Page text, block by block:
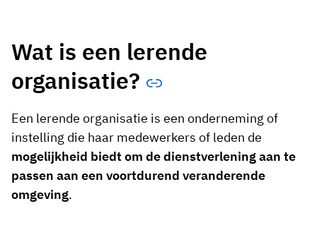
Wat is een lerende
organisatie?
Een lerende organisatie is een onderneming of
instelling die haar medewerkers of leden de
mogelijkheid biedt om de dienstverlening aan te
passen aan een voortdurend veranderende
omgeving.